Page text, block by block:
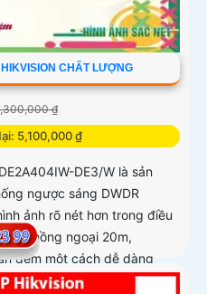
CHẤT LƯỢNG
₫
5,100,000 ₫
DE3/W là sản
ngược sáng DWDR
ảnh rõ nét hơn trong điều
hồng ngoại 20m,
đêm một cách dễ dàng